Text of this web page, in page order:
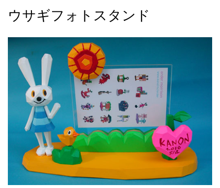
ウェディング
出産祝い
開店開業祝
ペット
家族
誕生日
機能
オブジェ
時計
ウェルカムボード
フォトフレーム
ABOUT
ウサギフォトスタンド